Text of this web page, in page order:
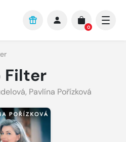
0
Filter
, Pavlína Pořízková